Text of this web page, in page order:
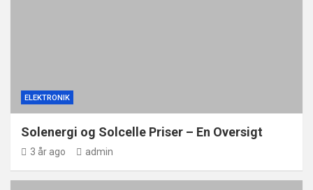
ELEKTRONIK
Solenergi og Solcelle Priser – En Oversigt
3 år ago admin